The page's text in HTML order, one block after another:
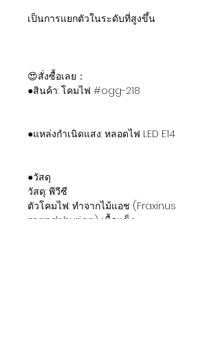
เป็นการแยกตัวในระดับที่สูงขึ้น
😍สั่งซื้อเลย：
●สินค้า: โคมไฟ #ogg-218
●แหล่งกำเนิดแสง: หลอดไฟ LED E14
●วัสดุ
วัสดุ: พีวีซี
ตัวโคมไฟ: ทำจากไม้แอช (Fraxinus
mandshurica) เนื้อแข็ง